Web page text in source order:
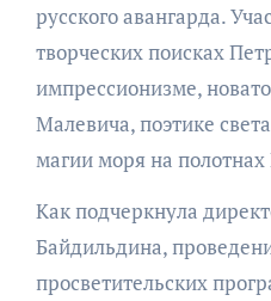
русского авангарда.
творческих поисках
импрессионизме,
Малевича, поэтике
магии моря на
Как подчеркнула
Байдильдина,
просветительских